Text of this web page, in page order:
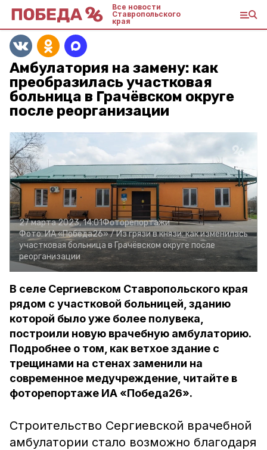
Все новости
Ставропольского
края
Амбулатория на замену: как
преобразилась участковая
больница в Грачёвском округе
после реорганизации
27 марта 2023, 14:01Фоторепортажи
Фото:ИА «Победа26» /Из грязи в князи: как изменилась
участковая больница в Грачёвском округе после
реорганизации
В селе Сергиевском Ставропольского края
рядом с участковой больницей, зданию
которой было уже более полувека,
построили новую врачебную амбулаторию.
Подробнее о том, как ветхое здание с
трещинами на стенах заменили на
современное медучреждение, читайте в
фоторепортаже ИА «Победа26».
Строительство Сергиевской врачебной
амбулатории стало возможно благодаря